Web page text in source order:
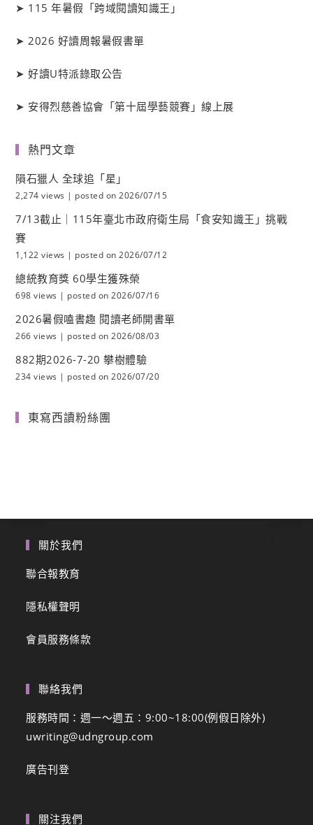
➤ 115 年暑假「跨域閱讀知識王」
➤2026 好讀周報暑假書單
➤好讀U特派錄取公告
➤ 安得烈慈善協會「第十屆學藝競賽」線上展
熱門文章
隕石獵人 全球追「星」
2,274 views | posted on 2026/07/15
7/13截止｜115年臺北市政府衛生局「食安知識王」挑戰
賽
1,122 views | posted on 2026/07/12
總統教育獎 60學生獲殊榮
698 views | posted on 2026/07/16
2026暑假嗑書趣 閱讀老師開書單
266 views | posted on 2026/08/03
882期2026-7-20 攀樹體驗
234 views | posted on 2026/07/20
東寫西讀粉絲團
關於我們
聯合報教育
隱私權聲明
會員服務條款
聯絡我們
服務時間：週一～週五：9:00~18:00(例假日除外)
uwriting@udngroup.com
廣告刊登
關注我們